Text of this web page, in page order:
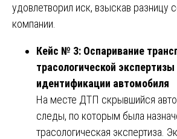
удовлетворил иск, взыскав разницу
компании.
Кейс № 3: Оспаривание
трасологической экспертизы
идентификации автомобиля
На месте ДТП скрывшийся
следы, по которым была
трасологическая экспертиза.